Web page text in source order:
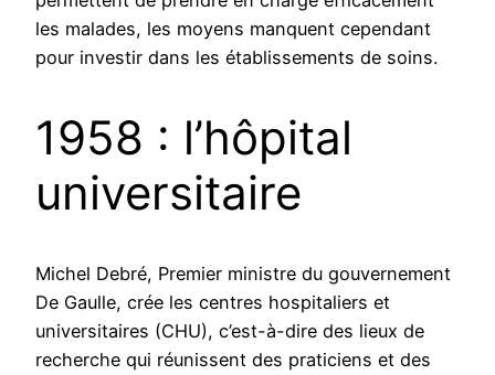
les malades, les moyens manquent cependant
pour investir dans les établissements de soins.
1958 : l’hôpital
universitaire
Michel Debré, Premier ministre du gouvernement
De Gaulle, crée les centres hospitaliers et
universitaires (CHU), c’est-à-dire des lieux de
recherche qui réunissent des praticiens et des